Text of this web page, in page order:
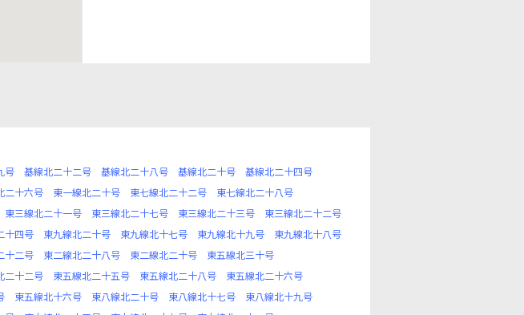
号 基線北二十二号 基線北二十八号 基線北二十号
基線北二十四号
二十六号 東一線北二十号 東七線北二十二号
東七線北二十八号
東三線北二十一号 東三線北二十七号 東三線北二十三号
東三線北二十二号
十四号 東九線北二十号 東九線北十七号 東九線北十九号
東九線北十八号
十二号 東二線北二十八号 東二線北二十号
東五線北三十号
二十二号 東五線北二十五号 東五線北二十八号
東五線北二十六号
東五線北十六号 東八線北二十号 東八線北十七号
東八線北十九号